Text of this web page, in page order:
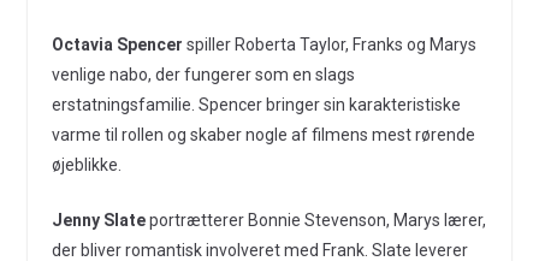
Octavia Spencer spiller Roberta Taylor, Franks og Marys
venlige nabo, der fungerer som en slags
erstatningsfamilie. Spencer bringer sin karakteristiske
varme til rollen og skaber nogle af filmens mest rørende
øjeblikke.
Jenny Slateportrætterer Bonnie Stevenson, Marys lærer,
der bliver romantisk involveret med Frank. Slate leverer